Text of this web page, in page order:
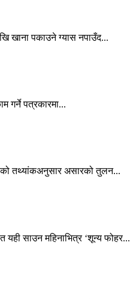
खाना पकाउने ग्यास नपाउँद...
गर्ने पत्रकारमा...
तथ्यांकअनुसार असारको तुलन...
साउन महिनाभित्र ‘शून्य फोहर...